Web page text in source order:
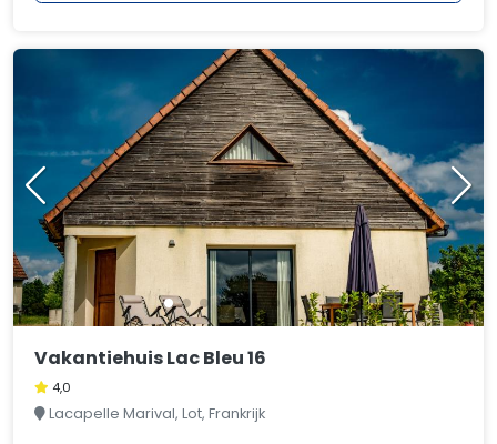
Vakantiehuis Lac Bleu 16
4,0
Lacapelle Marival, Lot, Frankrijk